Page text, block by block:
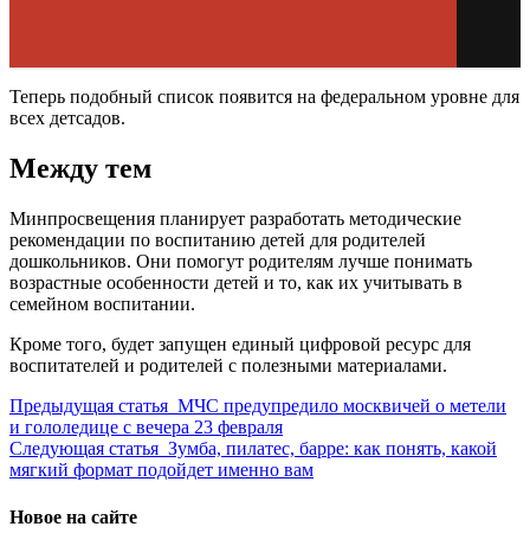
Теперь подобный список появится на федеральном уровне для
всех детсадов.
Между тем
Минпросвещения планирует разработать методические
рекомендации по воспитанию детей для родителей
дошкольников. Они помогут родителям лучше понимать
возрастные особенности детей и то, как их учитывать в
семейном воспитании.
Кроме того, будет запущен единый цифровой ресурс для
воспитателей и родителей с полезными материалами.
Предыдущая статья МЧС предупредило москвичей о метели
и гололедице с вечера 23 февраля
Следующая статья Зумба, пилатес, барре: как понять, какой
мягкий формат подойдет именно вам
Новое на сайте